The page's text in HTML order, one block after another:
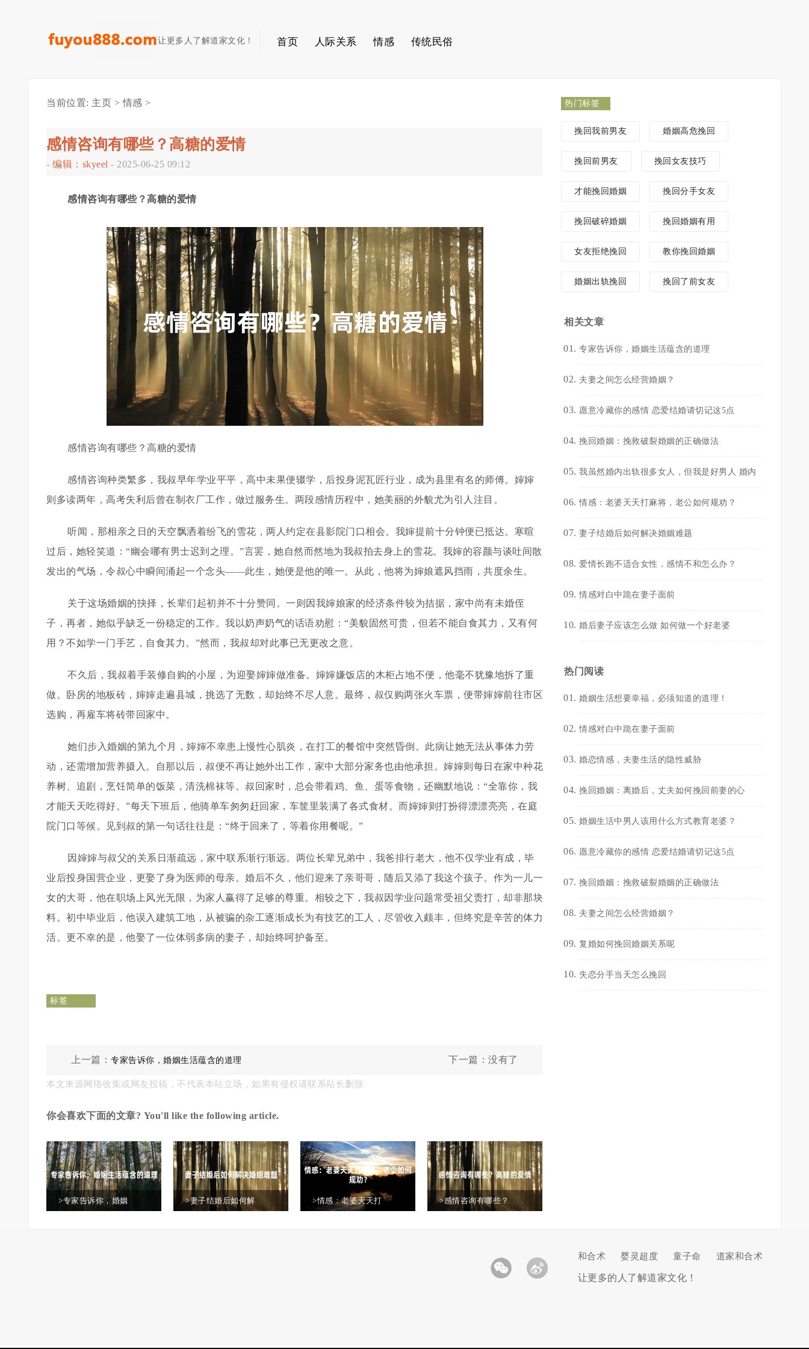
让更多人了解道家文化！ 首页 人际关系 情感 传统民俗
当前位置: 主页 >情感 >
感情咨询有哪些？高糖的爱情
- 编辑：skyeel - 2025-06-25 09:12
感情咨询有哪些？高糖的爱情
感情咨询有哪些？高糖的爱情
感情咨询种类繁多，我叔早年学业平平，高中未果便辍学，后投身泥瓦匠行业，成为县里有名的师傅。婶婶
则多读两年，高考失利后曾在制衣厂工作，做过服务生。两段感情历程中，她美丽的外貌尤为引人注目。
听闻，那相亲之日的天空飘洒着纷飞的雪花，两人约定在县影院门口相会。我婶提前十分钟便已抵达。寒暄
过后，她轻笑道：“幽会哪有男士迟到之理。”言罢，她自然而然地为我叔拍去身上的雪花。我婶的容颜与谈吐间散
发出的气场，令叔心中瞬间涌起一个念头——此生，她便是他的唯一。从此，他将为婶娘遮风挡雨，共度余生。
关于这场婚姻的抉择，长辈们起初并不十分赞同。一则因我婶娘家的经济条件较为拮据，家中尚有未婚侄
子，再者，她似乎缺乏一份稳定的工作。我以奶声奶气的话语劝慰：“美貌固然可贵，但若不能自食其力，又有何
用？不如学一门手艺，自食其力。”然而，我叔却对此事已无更改之意。
不久后，我叔着手装修自购的小屋，为迎娶婶婶做准备。婶婶嫌饭店的木柜占地不便，他毫不犹豫地拆了重
做。卧房的地板砖，婶婶走遍县城，挑选了无数，却始终不尽人意。最终，叔仅购两张火车票，便带婶婶前往市区
选购，再雇车将砖带回家中。
她们步入婚姻的第九个月，婶婶不幸患上慢性心肌炎，在打工的餐馆中突然昏倒。此病让她无法从事体力劳
动，还需增加营养摄入。自那以后，叔便不再让她外出工作，家中大部分家务也由他承担。婶婶则每日在家中种花
养树、追剧，烹饪简单的饭菜，清洗棉袜等。叔回家时，总会带着鸡、鱼、蛋等食物，还幽默地说：“全靠你，我
才能天天吃得好。”每天下班后，他骑单车匆匆赶回家，车筐里装满了各式食材。而婶婶则打扮得漂漂亮亮，在庭
院门口等候。见到叔的第一句话往往是：“终于回来了，等着你用餐呢。”
因婶婶与叔父的关系日渐疏远，家中联系渐行渐远。两位长辈兄弟中，我爸排行老大，他不仅学业有成，毕
业后投身国营企业，更娶了身为医师的母亲。婚后不久，他们迎来了亲哥哥，随后又添了我这个孩子。作为一儿一
女的大哥，他在职场上风光无限，为家人赢得了足够的尊重。相较之下，我叔因学业问题常受祖父责打，却非那块
料。初中毕业后，他误入建筑工地，从被骗的杂工逐渐成长为有技艺的工人，尽管收入颇丰，但终究是辛苦的体力
活。更不幸的是，他娶了一位体弱多病的妻子，却始终呵护备至。
标签
上一篇：专家告诉你，婚姻生活蕴含的道理 下一篇：没有了
本文来源网络收集或网友投稿，不代表本站立场，如果有侵权请联系站长删除
你会喜欢下面的文章? You'll like the following article.
>专家告诉你，婚姻 >妻子结婚后如何解 >情感：老婆天天打 >感情咨询有哪些？
热门标签
挽回我前男友 婚姻高危挽回
挽回前男友 挽回女友技巧
才能挽回婚姻 挽回分手女友
挽回破碎婚姻 挽回婚姻有用
女友拒绝挽回 教你挽回婚姻
婚姻出轨挽回 挽回了前女友
相关文章
专家告诉你，婚姻生活蕴含的道理
夫妻之间怎么经营婚姻？
愿意冷藏你的感情 恋爱结婚请切记这5点
挽回婚姻：挽救破裂婚姻的正确做法
我虽然婚内出轨很多女人，但我是好男人 婚内
情感：老婆天天打麻将，老公如何规劝？
妻子结婚后如何解决婚姻难题
爱情长跑不适合女性，感情不和怎么办？
情感对白中跪在妻子面前
婚后妻子应该怎么做 如何做一个好老婆
热门阅读
婚姻生活想要幸福，必须知道的道理！
情感对白中跪在妻子面前
婚恋情感，夫妻生活的隐性威胁
挽回婚姻：离婚后，丈夫如何挽回前妻的心
婚姻生活中男人该用什么方式教育老婆？
愿意冷藏你的感情 恋爱结婚请切记这5点
挽回婚姻：挽救破裂婚姻的正确做法
夫妻之间怎么经营婚姻？
复婚如何挽回婚姻关系呢
失恋分手当天怎么挽回
和合术 婴灵超度 童子命 道家和合术
让更多的人了解道家文化！